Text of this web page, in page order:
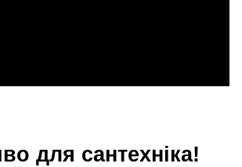
для сантехніка!